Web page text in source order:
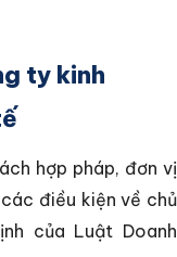
ty kinh
hợp pháp, đơn vị
điều kiện về chủ
của Luật Doanh